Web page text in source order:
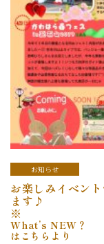
お知らせ
お楽しみイベン
ます♪
※
What’s NEW？
はこちらより